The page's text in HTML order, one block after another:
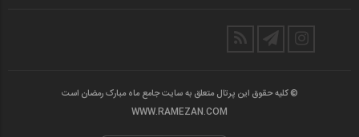
© کلیه حقوق این پرتال متعلق به سایت جامع ماه مبارک رمضان است
WWW.RAMEZAN.COM